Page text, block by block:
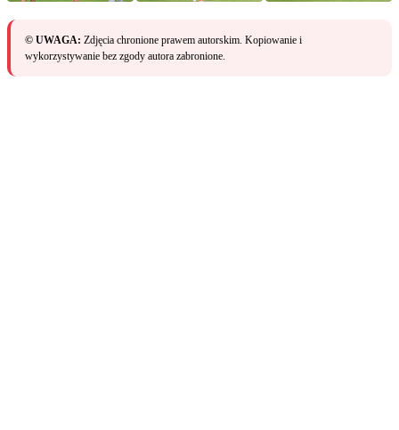
© UWAGA: Zdjęcia chronione prawem autorskim. Kopiowanie i
wykorzystywanie bez zgody autora zabronione.